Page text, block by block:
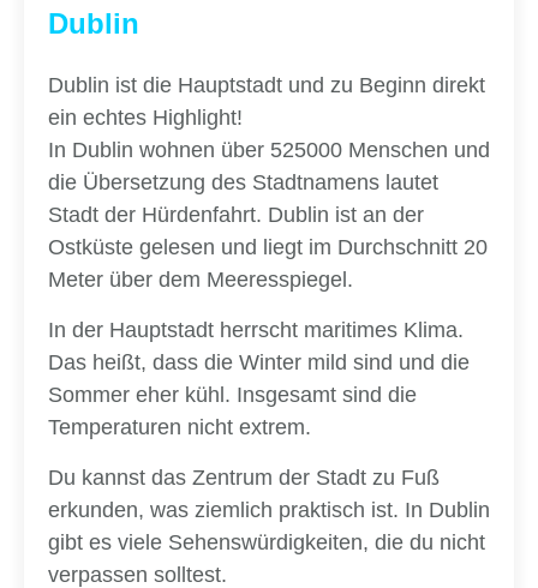
Dublin
Dublin ist die Hauptstadt und zu Beginn direkt
ein echtes Highlight!
In Dublin wohnen über 525000 Menschen und
die Übersetzung des Stadtnamens lautet
Stadt der Hürdenfahrt. Dublin ist an der
Ostküste gelesen und liegt im Durchschnitt 20
Meter über dem Meeresspiegel.
In der Hauptstadt herrscht maritimes Klima.
Das heißt, dass die Winter mild sind und die
Sommer eher kühl. Insgesamt sind die
Temperaturen nicht extrem.
Du kannst das Zentrum der Stadt zu Fuß
erkunden, was ziemlich praktisch ist. In Dublin
gibt es viele Sehenswürdigkeiten, die du nicht
verpassen solltest.